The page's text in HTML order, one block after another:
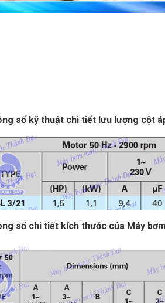
số kỹ thuật chi tiết lưu lượng cột
số chi tiết kích thước của Máy